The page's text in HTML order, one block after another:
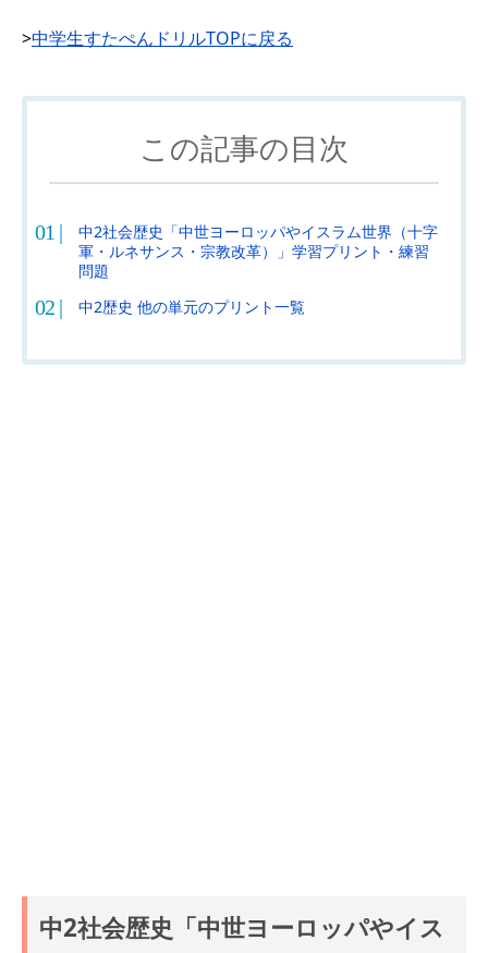
>中学生すたぺんドリルTOPに戻る
この記事の目次
中2社会歴史「中世ヨーロッパやイスラム世界（十字
軍・ルネサンス・宗教改革）」学習プリント・練習
問題
中2歴史 他の単元のプリント一覧
中2社会歴史「中世ヨーロッパやイス